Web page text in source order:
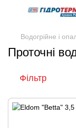
Водогрійне і
Проточні
Фільтр